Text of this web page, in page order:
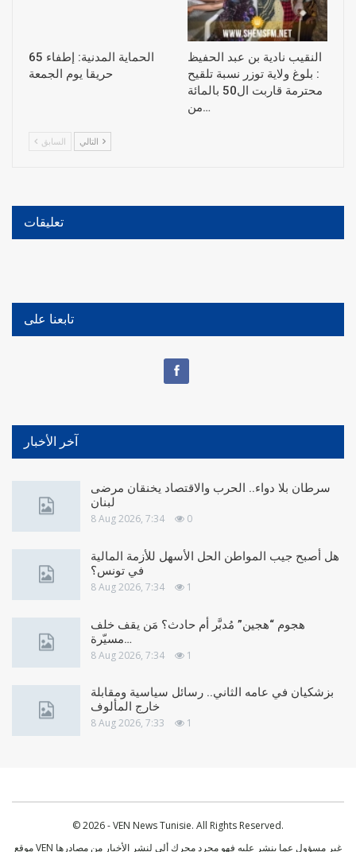
الحماية المدنية: إطفاء 65
حريقا يوم الجمعة
النقيب نادية بن عبد الحفيظ
: بلوغ ولاية توزر نسبة تلقيح
محترمة قاربت ال50 بالمائة
من…
السابق
تعليقات
تابعنا على
آخر الأخبار
سرطان بلا دواء.. الحرب والاقتصاد يخنقان مرضى
لبنان
8 Aug 2026, 7:34 0
هل أصبح جيب المواطن الحل الأسهل للأزمة المالية
في تونس؟
8 Aug 2026, 7:34 1
هجوم “هجين” مُدبَّر أم حادث؟ مَن يقف خلف
مسيّرة…
8 Aug 2026, 7:34 1
بزشكيان في عامه الثاني.. رسائل سياسية ومقابلة
خارج المألوف
8 Aug 2026, 7:33 1
© 2026 - VEN News Tunisie. All Rights Reserved.
موقع VEN غير مسؤول عما ينشر عليه فهو مجرد محرك ألي لنشر الأخبار من مصادرها